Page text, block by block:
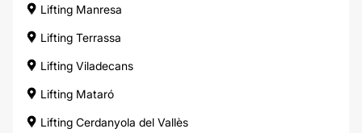
Lifting Manresa
Lifting Terrassa
Lifting Viladecans
Lifting Mataró
Lifting Cerdanyola del Vallès